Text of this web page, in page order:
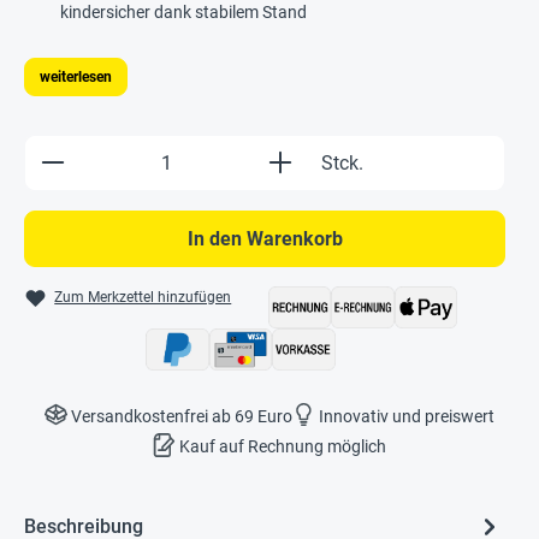
kindersicher dank stabilem Stand
weiterlesen
Produkt Anzahl: Gib den gewünschten
Stck.
In den Warenkorb
Zum Merkzettel hinzufügen
Versandkostenfrei ab 69 Euro
Innovativ und preiswert
Kauf auf Rechnung möglich
Beschreibung